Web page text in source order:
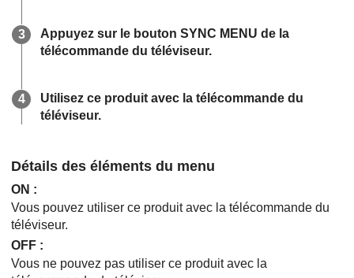
Appuyez sur le bouton SYNC MENU de la
télécommande du téléviseur.
Utilisez ce produit avec la télécommande du
téléviseur.
Détails des éléments du menu
ON :
Vous pouvez utiliser ce produit avec la télécommande du
téléviseur.
OFF :
Vous ne pouvez pas utiliser ce produit avec la